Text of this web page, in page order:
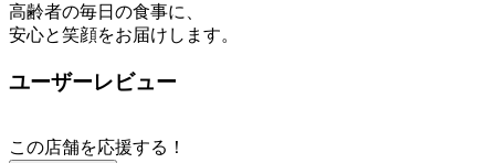
高齢者の毎日の食事に、
安心と笑顔をお届けします。
ユーザーレビュー
この店舗を応援する！